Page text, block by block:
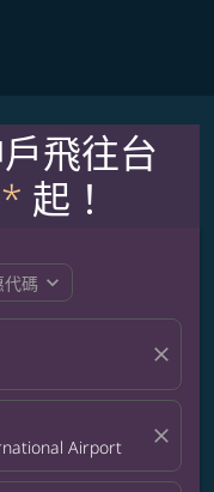
飛往台
起！
代碼 expand_more
close
Airport close